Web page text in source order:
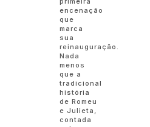
encenação
que
marca
sua
reinauguração.
Nada
menos
que a
tradicional
história
de Romeu
e Julieta,
contada